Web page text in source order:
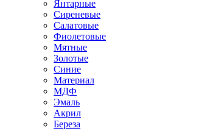
Янтарные
Сиреневые
Салатовые
Фиолетовые
Мятные
Золотые
Синие
Материал
МДФ
Эмаль
Акрил
Береза